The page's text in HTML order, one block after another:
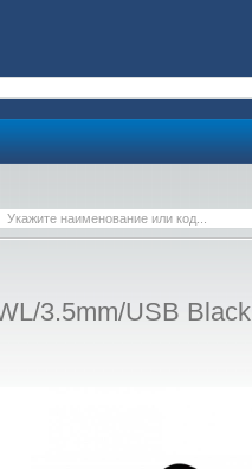
3.5mm/USB Black